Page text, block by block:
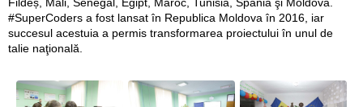
#SuperCoders a fost lansat în Republica Moldova în 2016, iar
succesul acestuia a permis transformarea proiectului în unul de
talie naţională.